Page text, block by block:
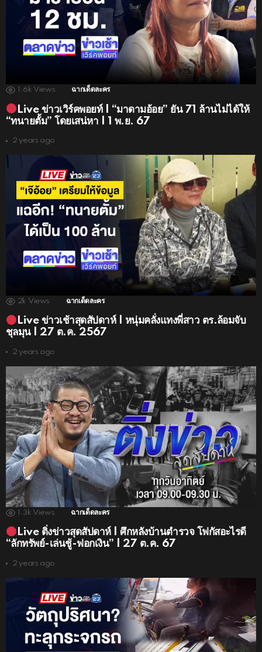
1.6k Views ฉากเด็ดละคร
Live ข่าวเวิร์คพอยท์ | “มาดามอ้อย” ยัน 71 ล้านไม่ได้ให้
“ทนายตั้ม” โดยเสน่หา | 1 พ.ย. 67
2 years ago
2k Views ฉากเด็ดละคร
Live ข่าวเช้าสุดสัปดาห์ | หนุ่มคลั่งแทงพี่สาว ตร.ล้อมจับ
ชุลมุน | 27 ต.ค. 2567
2 years ago
1.3k Views ฉากเด็ดละคร
Live ติ่งข่าวสุดสัปดาห์ | ศึกหลังบ้านตำรวจ โฟกัสอะไรดี
“ลักทรัพย์-เล่นชู้-ฟอกเงิน” | 27 ต.ค. 67
2 years ago